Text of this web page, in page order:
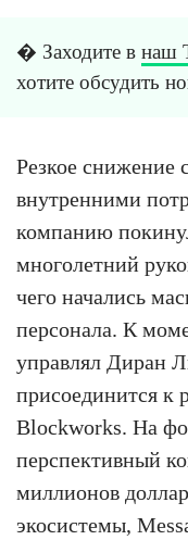
� Заходите в наш
хотите обсудить
Резкое снижение
внутренними
компанию
многолетний
чего начались
персонала. К
управлял Диран
присоединится к
Blockworks. На
перспективный
миллионов
экосистемы,